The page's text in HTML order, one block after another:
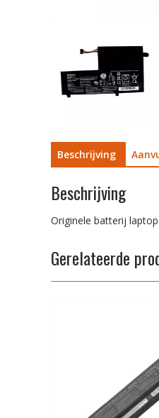
Beschrijving
Beschrijving
Originele batterij laptop
Gerelateerde